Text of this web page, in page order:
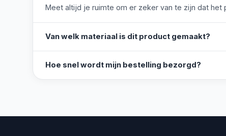
Meet altijd je ruimte om er zeker van te zijn dat het
Van welk materiaal is dit product gemaakt?
Hoe snel wordt mijn bestelling bezorgd?